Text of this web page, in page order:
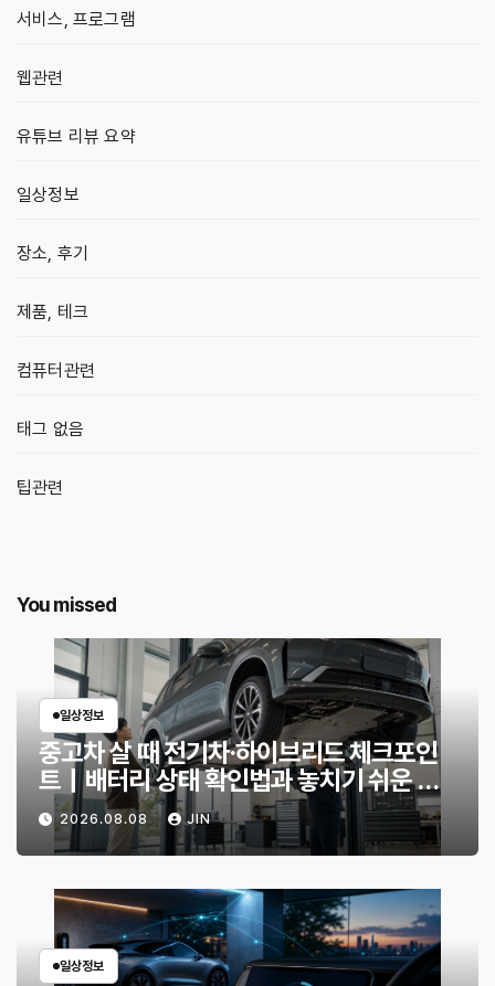
서비스, 프로그램
웹관련
유튜브 리뷰 요약
일상정보
장소, 후기
제품, 테크
컴퓨터관련
태그 없음
팁관련
You missed
일상정보
중고차 살 때 전기차·하이브리드 체크포인
트｜배터리 상태 확인법과 놓치기 쉬운 위
험 신호
2026.08.08 JIN
일상정보